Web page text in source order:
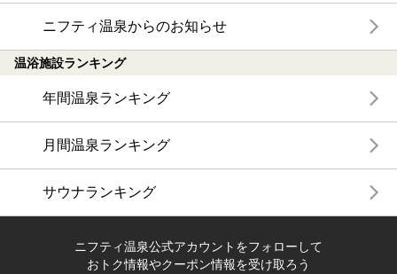
ニフティ温泉からのお知らせ
温浴施設ランキング
年間温泉ランキング
月間温泉ランキング
サウナランキング
ニフティ温泉公式アカウントをフォローして
おトク情報やクーポン情報を受け取ろう